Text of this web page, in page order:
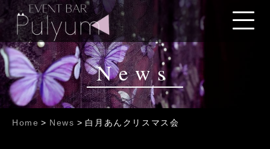
News
Home > News > 白月あんクリスマス会